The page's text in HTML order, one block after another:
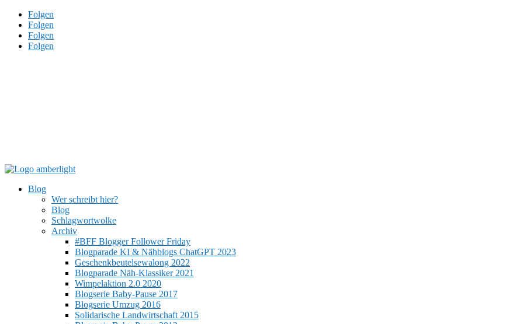
Folgen
Folgen
Folgen
Folgen
Blog
Wer schreibt hier?
Blog
Schlagwortwolke
Archiv
#BFF Blogger Follower Friday
Blogparade KI & Nähblogs ChatGPT 2023
Geschenkbeutelsewalong 2022
Blogparade Näh-Klassiker 2021
Wimpelaktion 2.0 2020
Blogserie Baby-Pause 2017
Blogserie Umzug 2016
Solidarische Landwirtschaft 2015